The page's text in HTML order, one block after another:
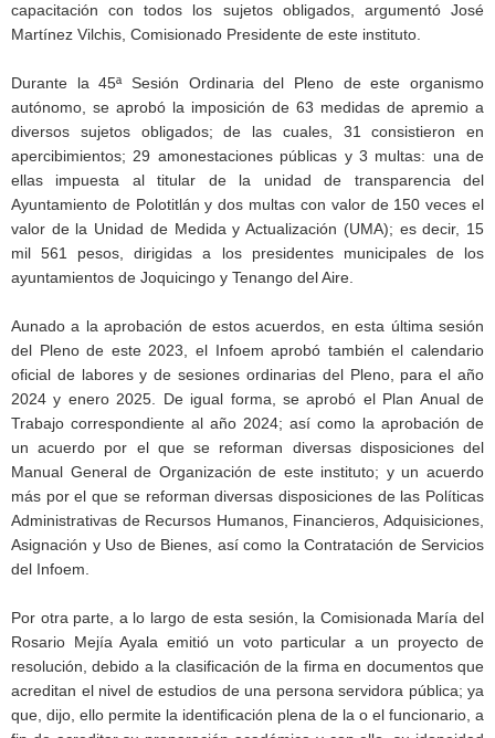
capacitación con todos los sujetos obligados, argumentó José
Martínez Vilchis, Comisionado Presidente de este instituto.
Durante la 45ª Sesión Ordinaria del Pleno de este organismo
autónomo, se aprobó la imposición de 63 medidas de apremio a
diversos sujetos obligados; de las cuales, 31 consistieron en
apercibimientos; 29 amonestaciones públicas y 3 multas: una de
ellas impuesta al titular de la unidad de transparencia del
Ayuntamiento de Polotitlán y dos multas con valor de 150 veces el
valor de la Unidad de Medida y Actualización (UMA); es decir, 15
mil 561 pesos, dirigidas a los presidentes municipales de los
ayuntamientos de Joquicingo y Tenango del Aire.
Aunado a la aprobación de estos acuerdos, en esta última sesión
del Pleno de este 2023, el Infoem aprobó también el calendario
oficial de labores y de sesiones ordinarias del Pleno, para el año
2024 y enero 2025. De igual forma, se aprobó el Plan Anual de
Trabajo correspondiente al año 2024; así como la aprobación de
un acuerdo por el que se reforman diversas disposiciones del
Manual General de Organización de este instituto; y un acuerdo
más por el que se reforman diversas disposiciones de las Políticas
Administrativas de Recursos Humanos, Financieros, Adquisiciones,
Asignación y Uso de Bienes, así como la Contratación de Servicios
del Infoem.
Por otra parte, a lo largo de esta sesión, la Comisionada María del
Rosario Mejía Ayala emitió un voto particular a un proyecto de
resolución, debido a la clasificación de la firma en documentos que
acreditan el nivel de estudios de una persona servidora pública; ya
que, dijo, ello permite la identificación plena de la o el funcionario, a